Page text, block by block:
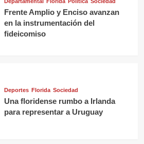
Frente Amplio y Enciso avanzan
en la instrumentación del
fideicomiso
Deportes Florida Sociedad
Una floridense rumbo a Irlanda
para representar a Uruguay